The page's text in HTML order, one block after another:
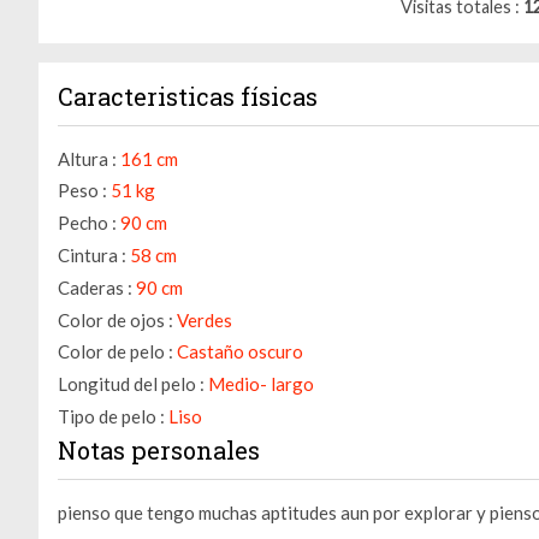
Visitas totales
Caracteristicas físicas
Altura : 161 cm
Peso : 51 kg
Pecho : 90 cm
Cintura : 58 cm
Caderas : 90 cm
Color de ojos : Verdes
Color de pelo : Castaño oscuro
Longitud del pelo : Medio- largo
Tipo de pelo : Liso
Notas personales
pienso que tengo muchas aptitudes aun por explorar y